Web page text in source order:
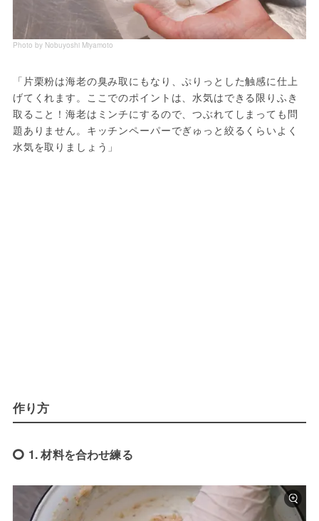
Photo by Nobuyoshi Miyamoto
「片栗粉は海老の臭み取にもなり、ぷりっとした触感に仕上
げてくれます。ここでのポイントは、水気はできる限りふき
取ること！海老はミンチにするので、つぶれてしまっても問
題ありません。キッチンペーパーでぎゅっと絞るくらいよく
水気を取りましょう」
作り方
1. 材料を合わせ練る